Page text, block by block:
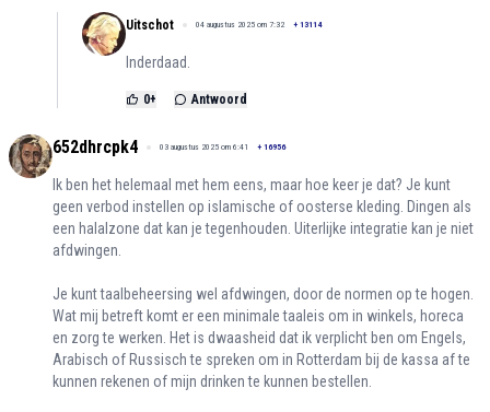
Uitschot 04 augustus 2025 om 7:32 + 13114
Inderdaad.
0+ Antwoord
652dhrcpk4 03 augustus 2025 om 6:41 + 16956
Ik ben het helemaal met hem eens, maar hoe keer je dat? Je kunt
geen verbod instellen op islamische of oosterse kleding. Dingen als
een halalzone dat kan je tegenhouden. Uiterlijke integratie kan je niet
afdwingen.
Je kunt taalbeheersing wel afdwingen, door de normen op te hogen.
Wat mij betreft komt er een minimale taaleis om in winkels, horeca
en zorg te werken. Het is dwaasheid dat ik verplicht ben om Engels,
Arabisch of Russisch te spreken om in Rotterdam bij de kassa af te
kunnen rekenen of mijn drinken te kunnen bestellen.